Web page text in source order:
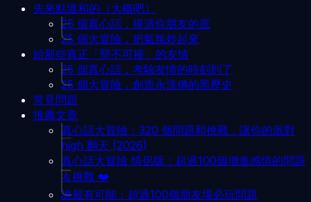
先來點溫和的（大概吧）
25 個真心話，摸清你朋友的底
25 個大冒險，把氣氛炒起來
給那些真正「堅不可摧」的友情
25 個真心話，考驗友情的時刻到了
25 個大冒險，創造永流傳的黑歷史
常見問題
推薦文章
真心話大冒險：320 個問題和挑戰，讓你的派對
high 翻天 (2026)
真心話大冒險 情侶版：超過100個增進感情的問題
＆挑戰 ❤️
誰最有可能：超過100個朋友場必玩問題